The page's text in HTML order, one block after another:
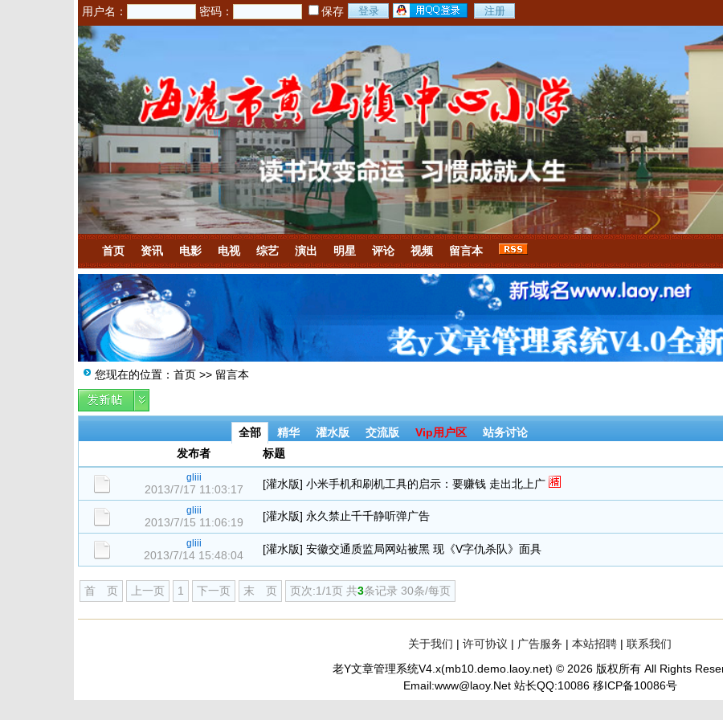
用户名： 密码： 保存
首页 资讯 电影 电视 综艺 演出 明星 评论 视频 留言本
您现在的位置： 首页 >> 留言本
全部 精华 灌水版 交流版 Vip用户区
站务讨论
发布者
标题
gliii
2013/7/17 11:03:17 [灌水版] 小米手机和刷机工具的启示：要赚钱 走出北上广
gliii
2013/7/15 11:06:19 [灌水版] 永久禁止千千静听弹广告
gliii
2013/7/14 15:48:04 [灌水版] 安徽交通质监局网站被黑 现《V字仇杀队》面具
首 页 上一页 1 下一页 末 页 页次:1/1页 共3条记录 30条/每页
关于我们 | 许可协议 | 广告服务 | 本站招聘 | 联系我们
老Y文章管理系统V4.x(mb10.demo.laoy.net) © 2026 版权所有 All Rights
Email:www@laoy.Net 站长QQ:10086 移ICP备10086号